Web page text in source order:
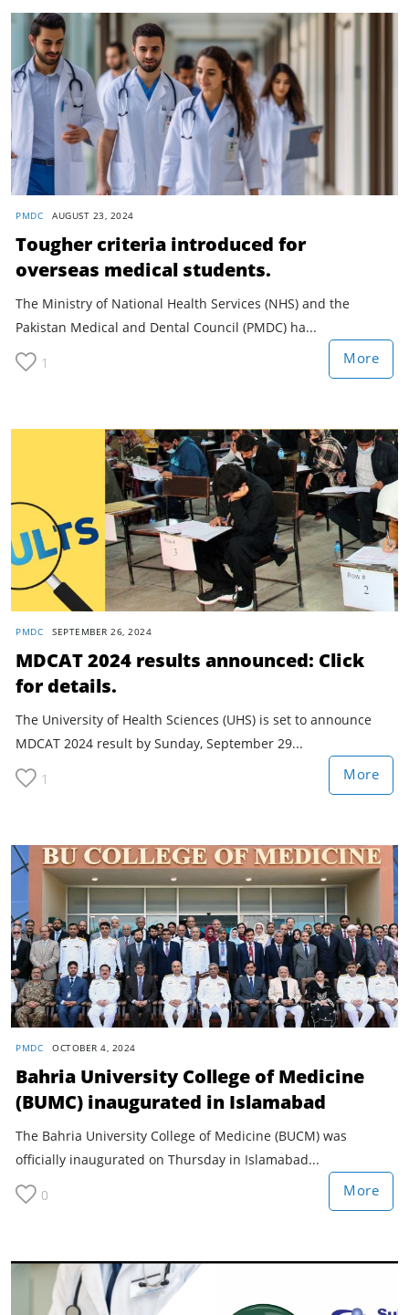
PMDC AUGUST 23, 2024
Tougher criteria introduced for
overseas medical students.
The Ministry of National Health Services (NHS) and the
Pakistan Medical and Dental Council (PMDC) ha...
1 More
PMDC SEPTEMBER 26, 2024
MDCAT 2024 results announced: Click
for details.
The University of Health Sciences (UHS) is set to announce
MDCAT 2024 result by Sunday, September 29...
1 More
PMDC OCTOBER 4, 2024
Bahria University College of Medicine
(BUMC) inaugurated in Islamabad
The Bahria University College of Medicine (BUCM) was
officially inaugurated on Thursday in Islamabad...
0 More